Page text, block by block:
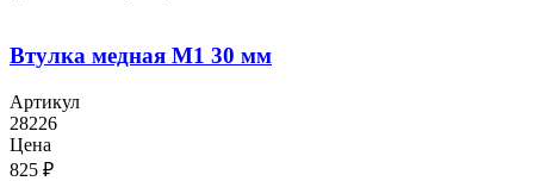
Втулка медная М1 30 мм
Артикул
28226
Цена
825 ₽